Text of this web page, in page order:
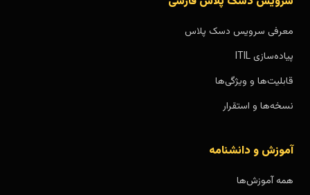
معرفی سرویس دسک پلاس
پیاده‌سازی ITIL
قابلیت‌ها و ویژگی‌ها
نسخه‌ها و استقرار
آموزش و دانشنامه
همه آموزش‌ها